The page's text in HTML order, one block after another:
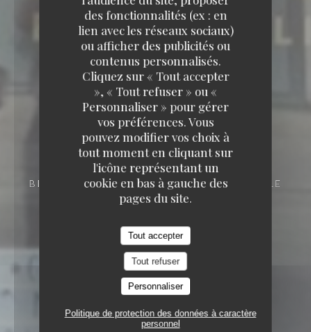
des fonctionnalités (ex : en
lien avec les réseaux sociaux)
ou afficher des publicités ou
contenus personnalisés.
Cliquez sur « Tout accepter
», « Tout refuser » ou «
Personnaliser » pour gérer
vos préférences. Vous
pouvez modifier vos choix à
tout moment en cliquant sur
l'icône représentant un
cookie en bas à gauche des
pages du site.
Tout accepter
Tout refuser
Personnaliser
Politique de protection des données à caractère
personnel
BISTROT 164 RUE SOLFÉRINO 59800 LILLE